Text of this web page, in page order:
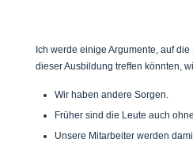
Ich werde einige Argumente, auf
dieser Ausbildung treffen könnten,
Wir haben andere Sorgen.
Früher sind die Leute auch
Unsere Mitarbeiter werden